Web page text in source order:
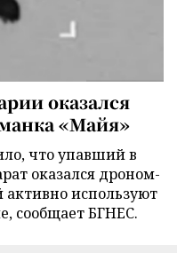
оказался
«Майя»
что упавший в
оказался дроном-
используют
сообщает БГНЕС.